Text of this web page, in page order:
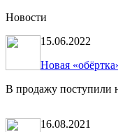
Новости
15.06.2022
Новая
В продажу поступили
16.08.2021